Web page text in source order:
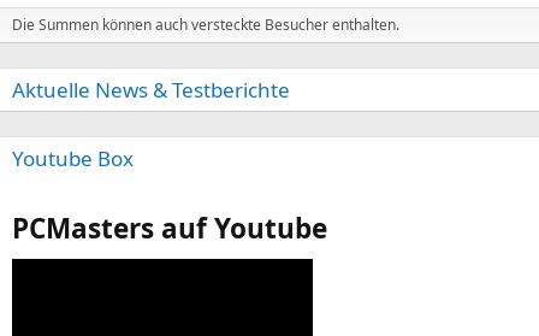
Die Summen können auch versteckte Besucher enthalten.
Aktuelle News & Testberichte
Youtube Box
PCMasters auf Youtube